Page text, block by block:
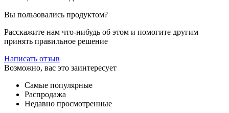
Вы пользовались продуктом?
Расскажите нам что-нибудь об этом и помогите другим
принять правильное решение
Написать отзыв
Возможно, вас это заинтересует
Самые популярные
Распродажа
Недавно просмотренные